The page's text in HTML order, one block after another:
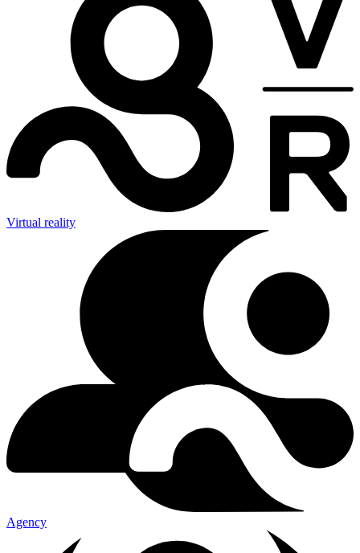
Virtual reality
Agency